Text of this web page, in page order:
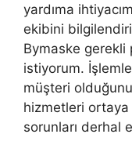
yardıma
ekibini
Bymaske
istiyorum.
müşteri
hizmetleri ortaya
sorunları derhal